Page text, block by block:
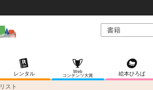
レンタル
Web
コンテンツ大賞
絵本ひろば
スト